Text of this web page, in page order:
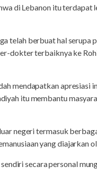
di Lebanon itu terdapat
telah berbuat hal serupa
dokter terbaiknya ke
mendapatkan apresiasi
itu membantu
negeri termasuk
yang diajarkan
secara personal